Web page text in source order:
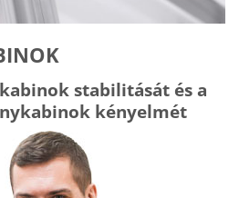
stabilitását és a
kényelmét